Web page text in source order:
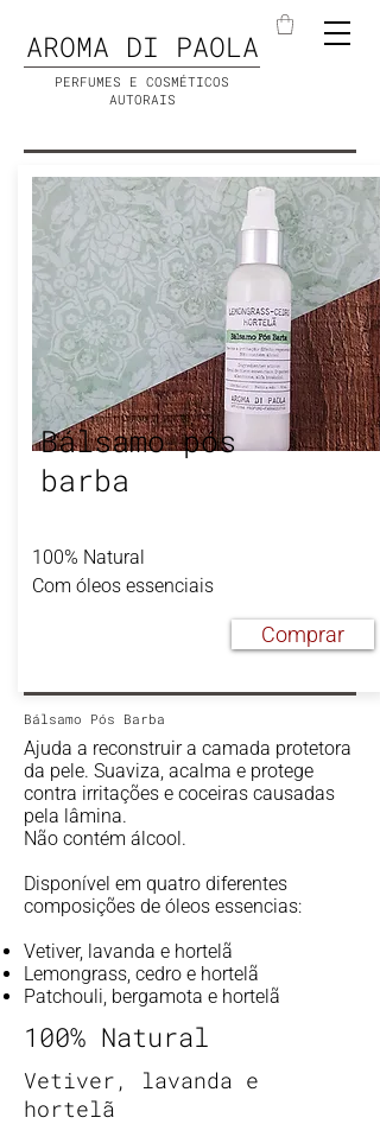
AROMA DI PAOLA
PERFUMES E COSMÉTICOS
AUTORAIS
Bálsamo pós
barba
100% Natural
Com óleos essenciais
Comprar
Bálsamo Pós Barba
Ajuda a reconstruir a camada protetora
da pele. Suaviza, acalma e protege
contra irritações e coceiras causadas
pela lâmina.
Não contém álcool.
Disponível em quatro diferentes
composições de óleos essencias:
Vetiver, lavanda e hortelã
Lemongrass, cedro e hortelã
Patchouli, bergamota e hortelã
100% Natural
Vetiver, lavanda e
hortelã